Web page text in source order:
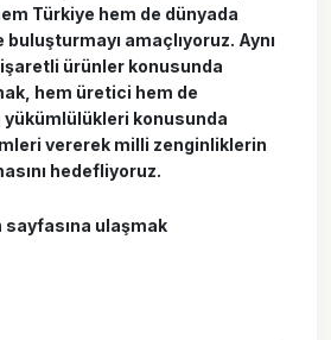
Türkiye hem de dünyada
buluşturmayı amaçlıyoruz. Aynı
ürünler konusunda
hem üretici hem de
konusunda
vererek milli zenginliklerin
hedefliyoruz.
ulaşmak